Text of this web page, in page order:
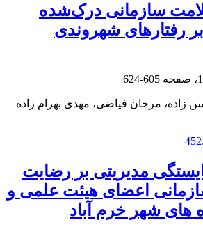
سازمانی درک‌شده
رفتارهای شهروندی
605-624
زاده، مرجان فیاضی، مهدی بهرام زاده
مدیریتی بر رضایت
اعضای هیئت علمی و
های شهر خرم آباد